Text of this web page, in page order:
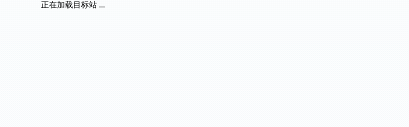
正在加载目标站 ...